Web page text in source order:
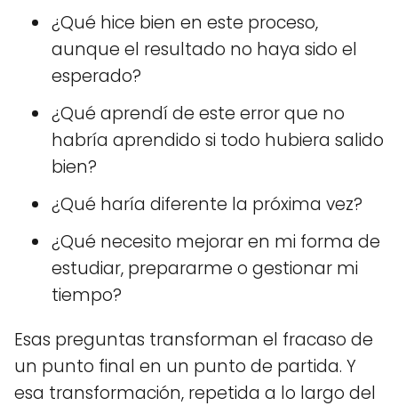
¿Qué hice bien en este proceso,
aunque el resultado no haya sido el
esperado?
¿Qué aprendí de este error que no
habría aprendido si todo hubiera salido
bien?
¿Qué haría diferente la próxima vez?
¿Qué necesito mejorar en mi forma de
estudiar, prepararme o gestionar mi
tiempo?
Esas preguntas transforman el fracaso de
un punto final en un punto de partida. Y
esa transformación, repetida a lo largo del